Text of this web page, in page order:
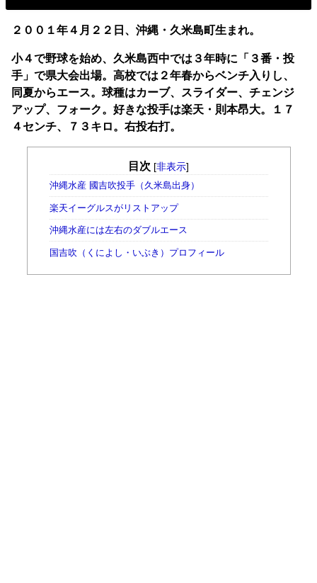
２００１年４月２２日、沖縄・久米島町生まれ。
小４で野球を始め、久米島西中では３年時に「３番・投
手」で県大会出場。高校では２年春からベンチ入りし、
同夏からエース。球種はカーブ、スライダー、チェンジ
アップ、フォーク。好きな投手は楽天・則本昂大。１７
４センチ、７３キロ。右投右打。
目次 [非表示]
沖縄水産 國吉吹投手（久米島出身）
楽天イーグルスがリストアップ
沖縄水産には左右のダブルエース
国吉吹（くによし・いぶき）プロフィール